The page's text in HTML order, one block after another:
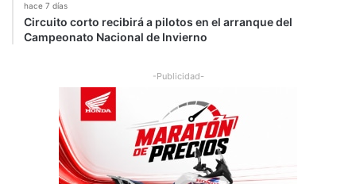
hace 7 días
Circuito corto recibirá a pilotos en el arranque del
Campeonato Nacional de Invierno
-Publicidad-